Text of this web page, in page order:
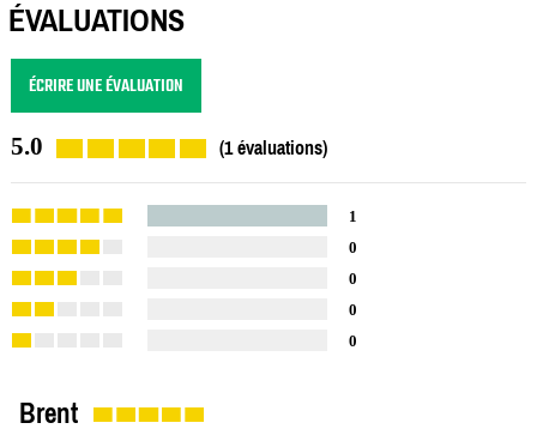
ÉVALUATIONS
ÉCRIRE UNE ÉVALUATION
5.0 (1 évaluations)
1
0
0
0
0
Brent